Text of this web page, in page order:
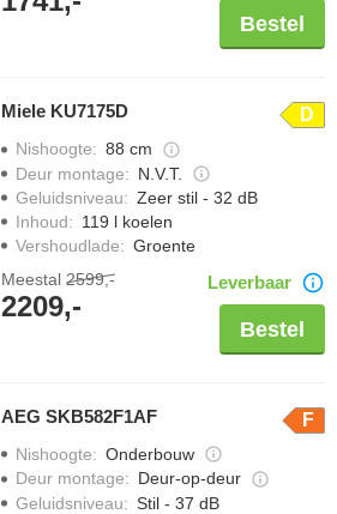
Bestel
Miele KU7175D D
Nishoogte: 88 cm
Deur montage: N.V.T.
Geluidsniveau: Zeer stil - 32 dB
Inhoud: 119 l koelen
Vershoudlade: Groente
Meestal 2599,-
2209,-
Leverbaar
Bestel
AEG SKB582F1AF F
Nishoogte: Onderbouw
Deur montage: Deur-op-deur
Geluidsniveau: Stil - 37 dB